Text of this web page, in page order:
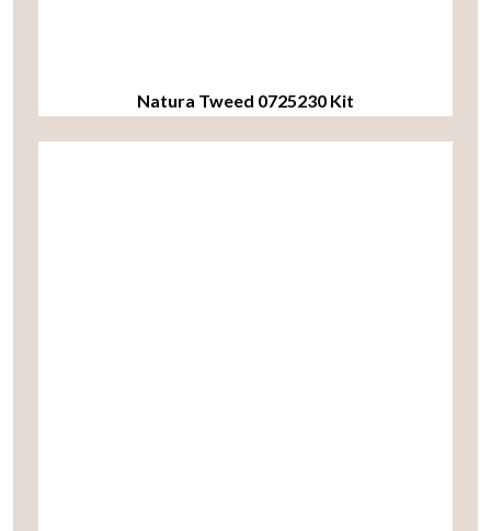
Natura Tweed 0725230 Kit